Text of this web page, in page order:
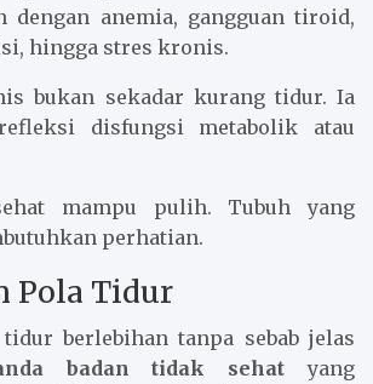
dengan anemia, gangguan tiroid,
hingga stres kronis.
bukan sekadar kurang tidur. Ia
disfungsi metabolik atau
mampu pulih. Tubuh yang
perhatian.
Pola Tidur
berlebihan tanpa sebab jelas
badan tidak sehat yang